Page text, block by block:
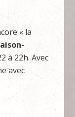
« la
à 22h. Avec
avec